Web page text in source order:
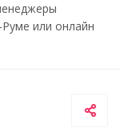
или онлайн